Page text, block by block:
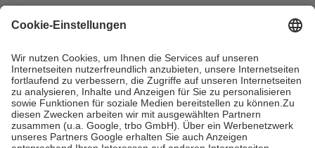
mit.
Grundsätzlich leisten Mitglieder Zuzahlungen in Höhe von zehn
höchstens zehn Euro.
Es sind jedoch nie mehr als die tatsächlichen
Kosten der Leistung zu entrichten.
Diese Regeln gelten grundsätzlich auch für Online-Apotheken.
Bei Heilmitteln und häuslicher Krankenpflege beträgt die
Zuzahlung zehn Prozent der Kosten sowie zehn Euro je
Verordnung.
Um das Engagement der Versicherten für ihre eigene Gesundheit zu